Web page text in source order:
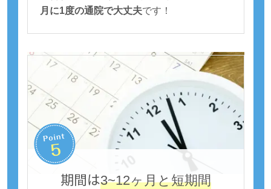
月に1度の通院で大丈夫です！
期間は3~12ヶ月と短期間